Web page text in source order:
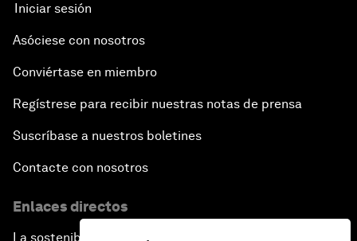
Iniciar sesión
Asóciese con nosotros
Conviértase en miembro
Regístrese para recibir nuestras notas de prensa
Suscríbase a nuestros boletines
Contacte con nosotros
Enlaces directos
La sostenibilidad en el Foro